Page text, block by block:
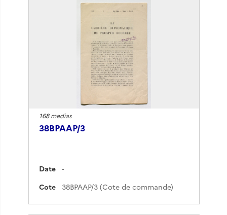
168 medias
38BPAAP/3
Date
-
Cote
38BPAAP/3 (Cote de commande)